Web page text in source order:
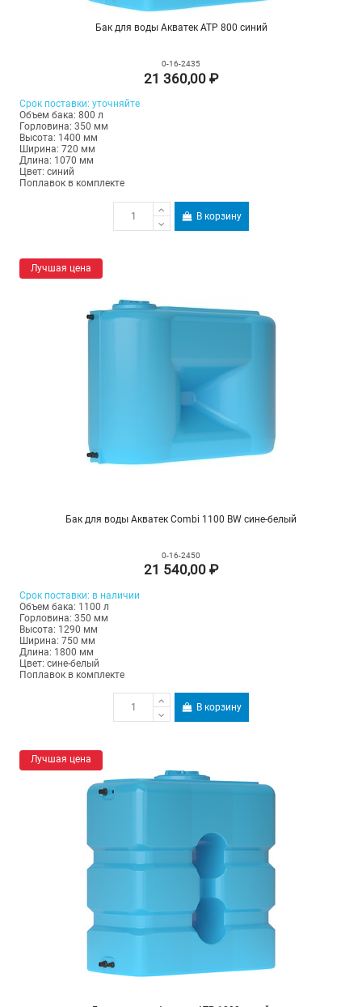
Бак для воды Акватек ATP 800 синий
0-16-2435
21 360,00 ₽
Срок поставки: уточняйте
Объем бака: 800 л
Горловина: 350 мм
Высота: 1400 мм
Ширина: 720 мм
Длина: 1070 мм
Цвет: синий
Поплавок в комплекте
В корзину
Лучшая цена
Бак для воды Акватек Combi 1100 BW сине-белый
0-16-2450
21 540,00 ₽
Срок поставки: в наличии
Объем бака: 1100 л
Горловина: 350 мм
Высота: 1290 мм
Ширина: 750 мм
Длина: 1800 мм
Цвет: сине-белый
Поплавок в комплекте
В корзину
Лучшая цена